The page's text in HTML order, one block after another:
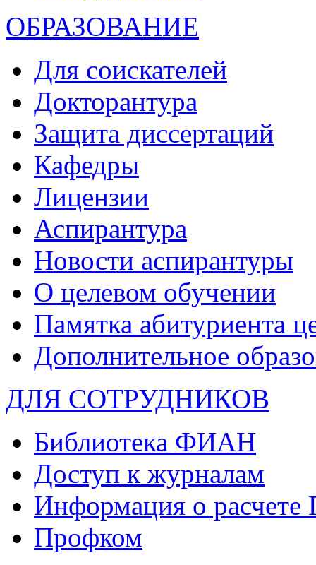
ОБРАЗОВАНИЕ
Для соискателей
Докторантура
Защита диссертаций
Кафедры
Лицензии
Аспирантура
Новости аспирантуры
О целевом обучении
Памятка абитуриента
Дополнительное
ДЛЯ СОТРУДНИКОВ
Библиотека ФИАН
Доступ к журналам
Информация о
Профком